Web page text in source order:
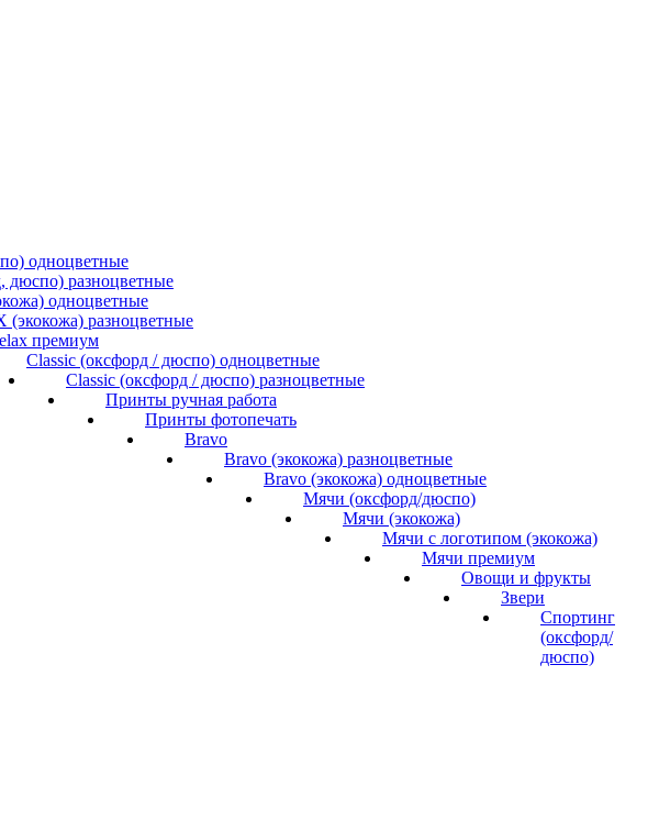
одноцветные
дюспо) разноцветные
одноцветные
(экокожа) разноцветные
премиум
Classic (оксфорд / дюспо) одноцветные
Classic (оксфорд / дюспо) разноцветные
Принты ручная работа
Принты фотопечать
Bravo
Bravo (экокожа) разноцветные
Bravo (экокожа) одноцветные
Мячи (оксфорд/дюспо)
Мячи (экокожа)
Мячи с логотипом (экокожа)
Мячи премиум
Овощи и фрукты
Звери
Спортинг
(оксфорд/
дюспо)